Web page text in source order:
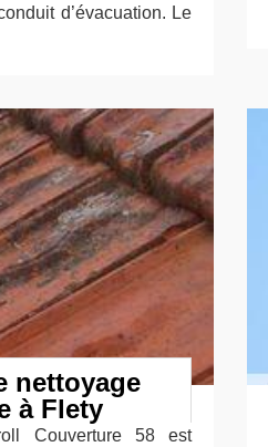
d’évacuation. Le
nettoyage
à Flety
Couverture 58 est